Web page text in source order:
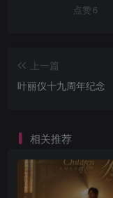
点赞 6
上一篇
叶丽仪十九周年纪念
相关推荐